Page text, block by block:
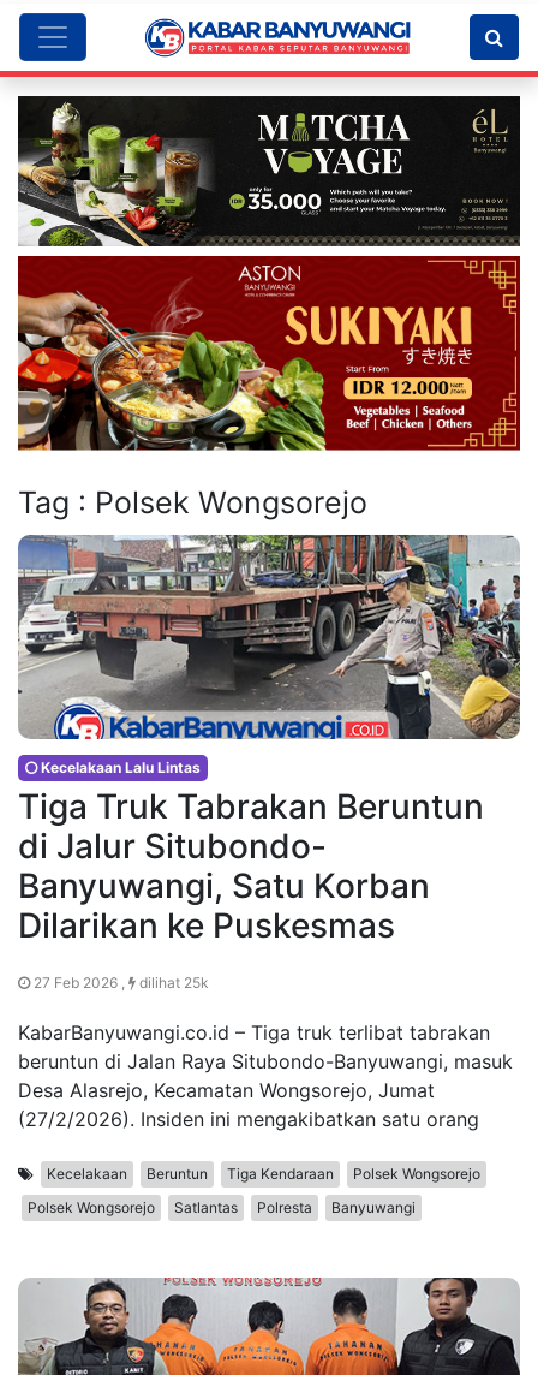
Tag : Polsek Wongsorejo
Kecelakaan Lalu Lintas
Tiga Truk Tabrakan Beruntun
di Jalur Situbondo-
Banyuwangi, Satu Korban
Dilarikan ke Puskesmas
27 Feb 2026 , dilihat 25k
KabarBanyuwangi.co.id – Tiga truk terlibat tabrakan
beruntun di Jalan Raya Situbondo-Banyuwangi, masuk
Desa Alasrejo, Kecamatan Wongsorejo, Jumat
(27/2/2026). Insiden ini mengakibatkan satu orang
Kecelakaan Beruntun Tiga Kendaraan
Polsek Wongsorejo
Polsek Wongsorejo
Satlantas Polresta Banyuwangi